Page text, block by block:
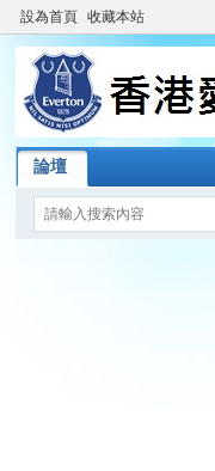
設為首頁 收藏本站
論壇